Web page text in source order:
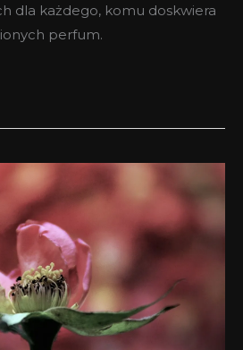
dla każdego, komu doskwiera
perfum.